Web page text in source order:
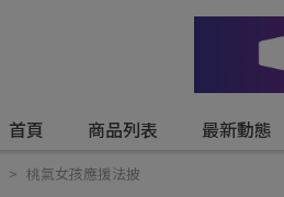
首頁 商品列表 最新動態
桃氣女孩應援法披